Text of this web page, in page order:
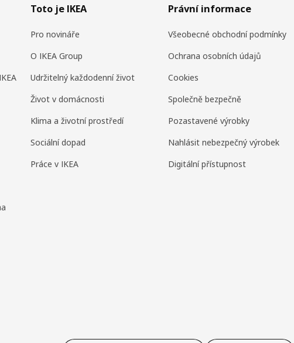
Toto je IKEA
Pro novináře
O IKEA Group
Udržitelný každodenní život
Život v domácnosti
Klima a životní prostředí
Sociální dopad
Práce v IKEA
Právní informace
Všeobecné obchodní podmínky
Ochrana osobních údajů
Cookies
Společně bezpečně
Pozastavené výrobky
Nahlásit nebezpečný výrobek
Digitální přístupnost